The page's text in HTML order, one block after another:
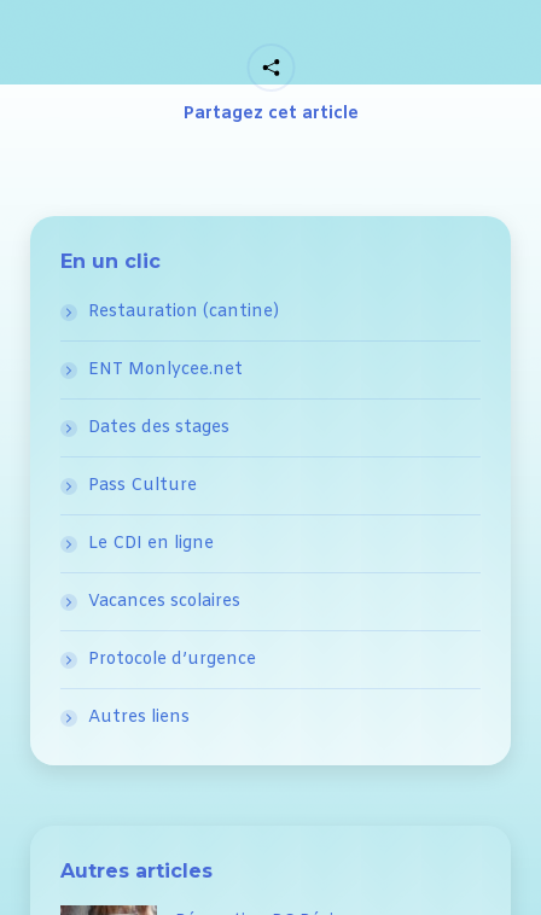
Partagez cet article
En un clic
Restauration (cantine)
ENT Monlycee.net
Dates des stages
Pass Culture
Le CDI en ligne
Vacances scolaires
Protocole d’urgence
Autres liens
Autres articles